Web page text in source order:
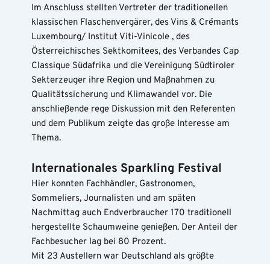
Im Anschluss stellten Vertreter der traditionellen
klassischen Flaschenvergärer, des Vins & Crémants
Luxembourg/ Institut Viti-Vinicole , des
Österreichisches Sektkomitees, des Verbandes Cap
Classique Südafrika und die Vereinigung Südtiroler
Sekterzeuger ihre Region und Maßnahmen zu
Qualitätssicherung und Klimawandel vor. Die
anschließende rege Diskussion mit den Referenten
und dem Publikum zeigte das große Interesse am
Thema.
Internationales Sparkling Festival
Hier konnten Fachhändler, Gastronomen,
Sommeliers, Journalisten und am späten
Nachmittag auch Endverbraucher 170 traditionell
hergestellte Schaumweine genießen. Der Anteil der
Fachbesucher lag bei 80 Prozent.
Mit 23 Austellern war Deutschland als größte